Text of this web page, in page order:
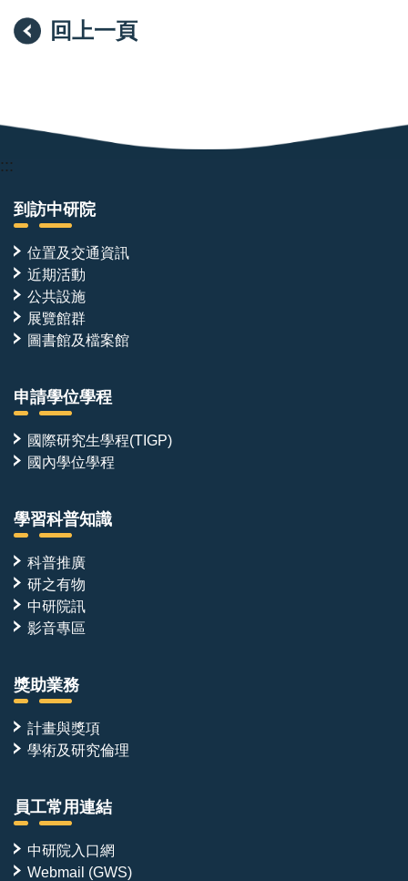
回上一頁
:::
到訪中研院
位置及交通資訊
近期活動
公共設施
展覽館群
圖書館及檔案館
申請學位學程
國際研究生學程(TIGP)
國內學位學程
學習科普知識
科普推廣
研之有物
中研院訊
影音專區
獎助業務
計畫與獎項
學術及研究倫理
員工常用連結
中研院入口網
Webmail (GWS)